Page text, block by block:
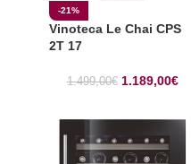
-21%
Vinoteca Le Chai CPS
2T 17
1.499,00€ 1.189,00€